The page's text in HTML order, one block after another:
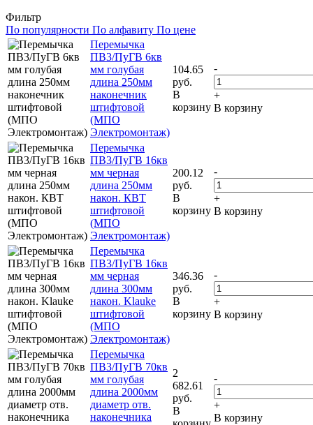
Фильтр
По популярности По алфавиту По цене
Перемычка
ПВ3/ПуГВ 6кв
мм голубая
длина 250мм
наконечник
штифтовой
(МПО
Электромонтаж)
104.65
руб.
В
корзину
-
+
В корзину
Перемычка
ПВ3/ПуГВ 16кв
мм черная
длина 250мм
након. КВТ
штифтовой
(МПО
Электромонтаж)
200.12
руб.
В
корзину
-
+
В корзину
Перемычка
ПВ3/ПуГВ 16кв
мм черная
длина 300мм
након. Klauke
штифтовой
(МПО
Электромонтаж)
346.36
руб.
В
корзину
-
+
В корзину
Перемычка
ПВ3/ПуГВ 70кв
мм голубая
длина 2000мм
диаметр отв.
наконечника
2
682.61
руб.
В
-
+
В корзину